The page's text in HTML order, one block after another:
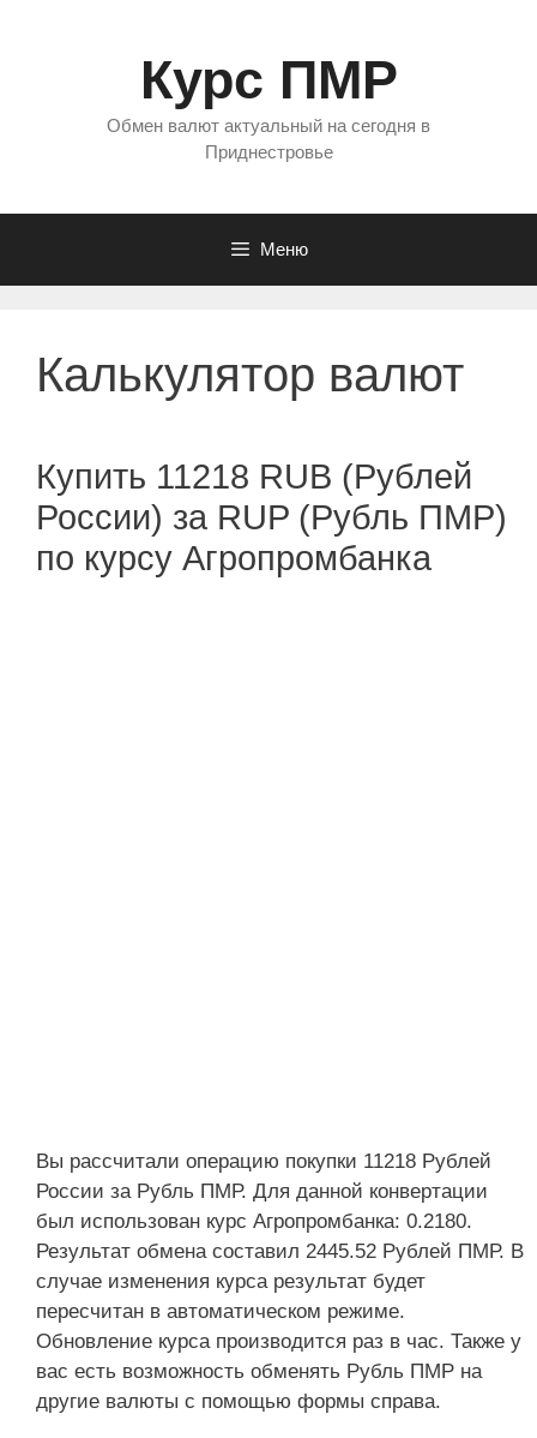
Курс ПМР
Обмен валют актуальный на сегодня в
Приднестровье
Меню
Калькулятор валют
Купить 11218 RUB (Рублей
России) за RUP (Рубль ПМР)
по курсу Агропромбанка
Вы рассчитали операцию покупки 11218 Рублей
России за Рубль ПМР. Для данной конвертации
был использован курс Агропромбанка: 0.2180.
Результат обмена составил 2445.52 Рублей ПМР. В
случае изменения курса результат будет
пересчитан в автоматическом режиме.
Обновление курса производится раз в час. Также у
вас есть возможность обменять Рубль ПМР на
другие валюты с помощью формы справа.